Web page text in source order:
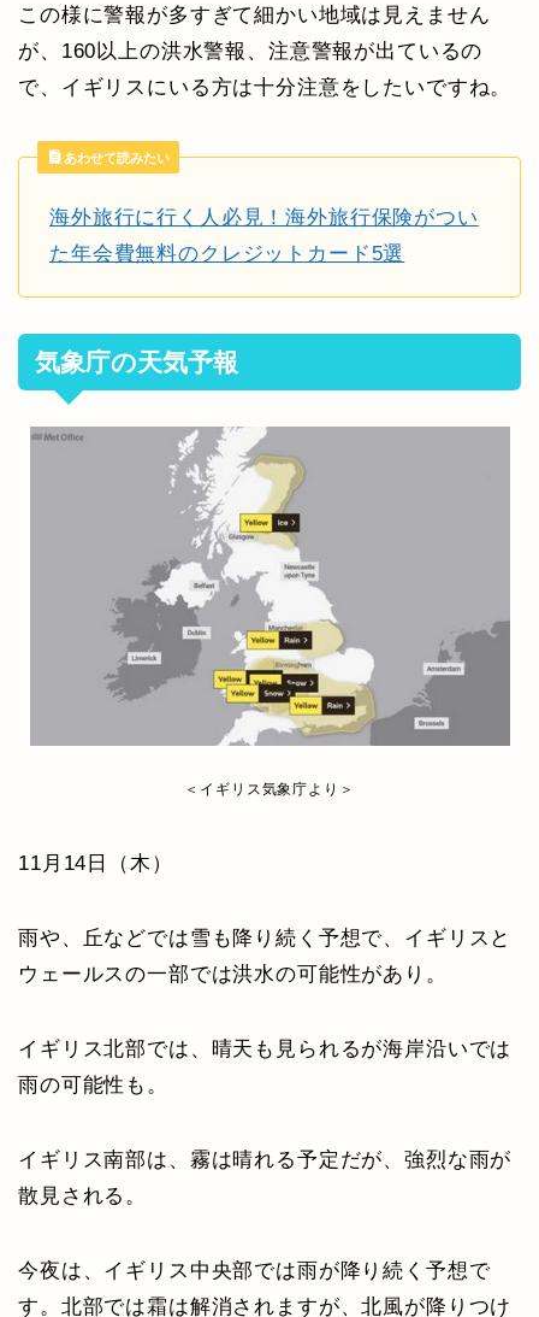
この様に警報が多すぎて細かい地域は見えません
が、160以上の洪水警報、注意警報が出ているの
で、イギリスにいる方は十分注意をしたいですね。
あわせて読みたい
海外旅行に行く人必見！海外旅行保険がつい
た年会費無料のクレジットカード5選
気象庁の天気予報
＜イギリス気象庁より＞
11月14日（木）
雨や、丘などでは雪も降り続く予想で、イギリスと
ウェールスの一部では洪水の可能性があり。
イギリス北部では、晴天も見られるが海岸沿いでは
雨の可能性も。
イギリス南部は、霧は晴れる予定だが、強烈な雨が
散見される。
今夜は、イギリス中央部では雨が降り続く予想で
す。北部では霜は解消されますが、北風が降りつけ